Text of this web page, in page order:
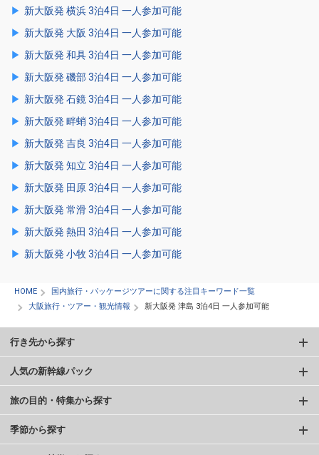
新大阪発 横浜 3泊4日 一人参加可能
新大阪発 大阪 3泊4日 一人参加可能
新大阪発 和具 3泊4日 一人参加可能
新大阪発 磯部 3泊4日 一人参加可能
新大阪発 石鏡 3泊4日 一人参加可能
新大阪発 畔蛸 3泊4日 一人参加可能
新大阪発 吉良 3泊4日 一人参加可能
新大阪発 知立 3泊4日 一人参加可能
新大阪発 田原 3泊4日 一人参加可能
新大阪発 常滑 3泊4日 一人参加可能
新大阪発 熱田 3泊4日 一人参加可能
新大阪発 小牧 3泊4日 一人参加可能
HOME
国内旅行・パッケージツアーに関する注目キーワード一覧
大阪旅行・ツアー・観光情報
新大阪発 津島 3泊4日 一人参加可能
行き先から探す
人気の新幹線パック
旅の目的・特集から探す
季節から探す